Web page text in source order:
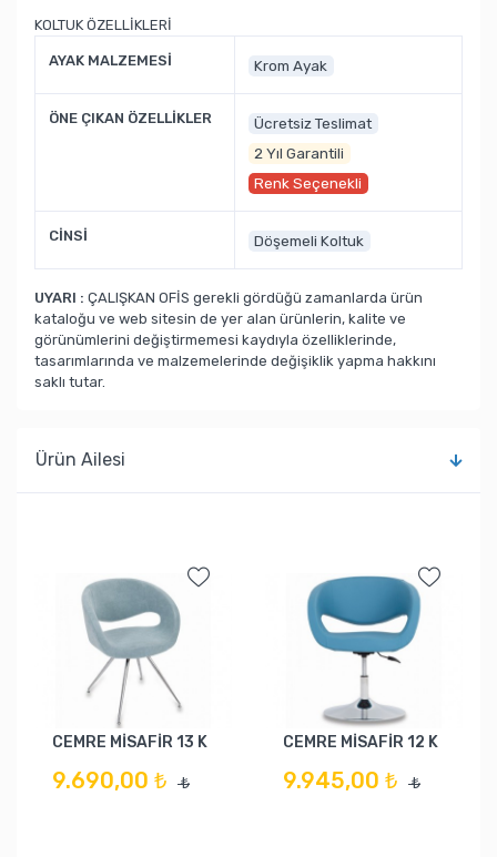
KOLTUK ÖZELLİKLERİ
AYAK MALZEMESİ Krom Ayak
ÖNE ÇIKAN ÖZELLİKLER
Ücretsiz Teslimat
2 Yıl Garantili
Renk Seçenekli
CİNSİ Döşemeli Koltuk
UYARI : ÇALIŞKAN OFİS gerekli gördüğü zamanlarda ürün
kataloğu ve web sitesin de yer alan ürünlerin, kalite ve
görünümlerini değiştirmemesi kaydıyla özelliklerinde,
tasarımlarında ve malzemelerinde değişiklik yapma hakkını
saklı tutar.
Ürün Ailesi
CEMRE MİSAFİR 13 K
9.690,00 ₺ ₺
CEMRE MİSAFİR 12 K
9.945,00 ₺ ₺